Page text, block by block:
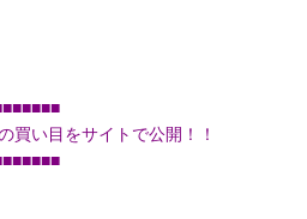
■■■■■■
買い目をサイトで公開！！
■■■■■■